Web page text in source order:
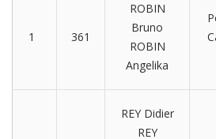
1 361
ROBIN
Bruno
ROBIN
Angelika
REY Didier
REY